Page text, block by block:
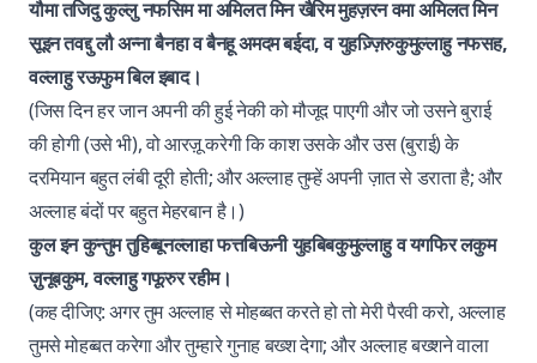
यौमा तजिदु कुल्लु नफसिम मा अमिलत मिन खैरिम मुहज़रन वमा अमिलत मिन
सूइन तवद्दु लौ अन्ना बैनहा व बैनहू अमदम बईदा, व युहज़्ज़िरुकुमुल्लाहु नफसह,
वल्लाहु रऊफुम बिल इबाद।
(जिस दिन हर जान अपनी की हुई नेकी को मौजूद पाएगी और जो उसने बुराई
की होगी (उसे भी), वो आरज़ू करेगी कि काश उसके और उस (बुराई) के
दरमियान बहुत लंबी दूरी होती; और अल्लाह तुम्हें अपनी ज़ात से डराता है; और
अल्लाह बंदों पर बहुत मेहरबान है।)
कुल इन कुन्तुम तुहिब्बूनल्लाहा फत्तबिऊनी युहबिबकुमुल्लाहु व यगफिर लकुम
ज़ुनूबकुम, वल्लाहु गफूरुर रहीम।
(कह दीजिए: अगर तुम अल्लाह से मोहब्बत करते हो तो मेरी पैरवी करो, अल्लाह
तुमसे मोहब्बत करेगा और तुम्हारे गुनाह बख्श देगा; और अल्लाह बख्शने वाला